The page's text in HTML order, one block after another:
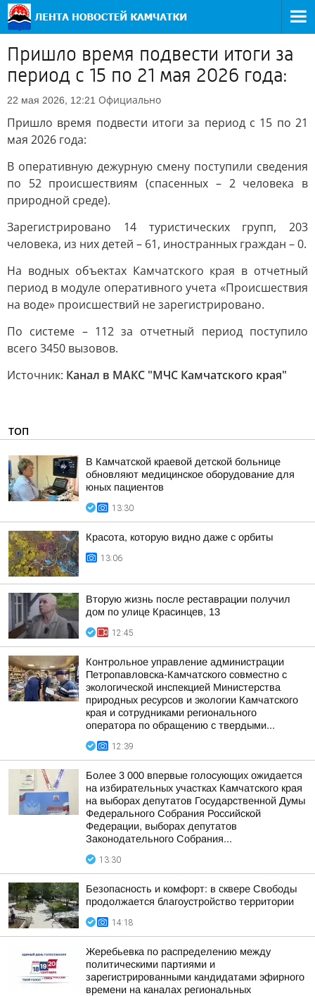
Пришло время подвести итоги за
период с 15 по 21 мая 2026 года:
22 мая 2026, 12:21 Официально
Пришло время подвести итоги за период с 15 по 21
мая 2026 года:
В оперативную дежурную смену поступили сведения
по 52 происшествиям (спасенных – 2 человека в
природной среде).
Зарегистрировано 14 туристических групп, 203
человека, из них детей – 61, иностранных граждан – 0.
На водных объектах Камчатского края в отчетный
период в модуле оперативного учета «Происшествия
на воде» происшествий не зарегистрировано.
По системе – 112 за отчетный период поступило
всего 3450 вызовов.
Источник: Канал в МАКС "МЧС Камчатского края"
ТОП
В Камчатской краевой детской больнице
обновляют медицинское оборудование для
юных пациентов
13:30
Красота, которую видно даже с орбиты
13:06
Вторую жизнь после реставрации получил
дом по улице Красинцев, 13
12:45
Контрольное управление администрации
Петропавловска-Камчатского совместно с
экологической инспекцией Министерства
природных ресурсов и экологии Камчатского
края и сотрудниками регионального
оператора по обращению с твердыми...
12:39
Более 3 000 впервые голосующих ожидается
на избирательных участках Камчатского края
на выборах депутатов Государственной Думы
Федерального Собрания Российской
Федерации, выборах депутатов
Законодательного Собрания...
13:30
Безопасность и комфорт: в сквере Свободы
продолжается благоустройство территории
14:18
Жеребьевка по распределению между
политическими партиями и
зарегистрированными кандидатами эфирного
времени на каналах региональных